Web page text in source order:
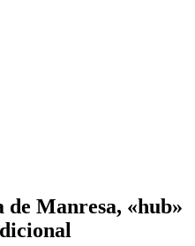
Manresa, «hub»